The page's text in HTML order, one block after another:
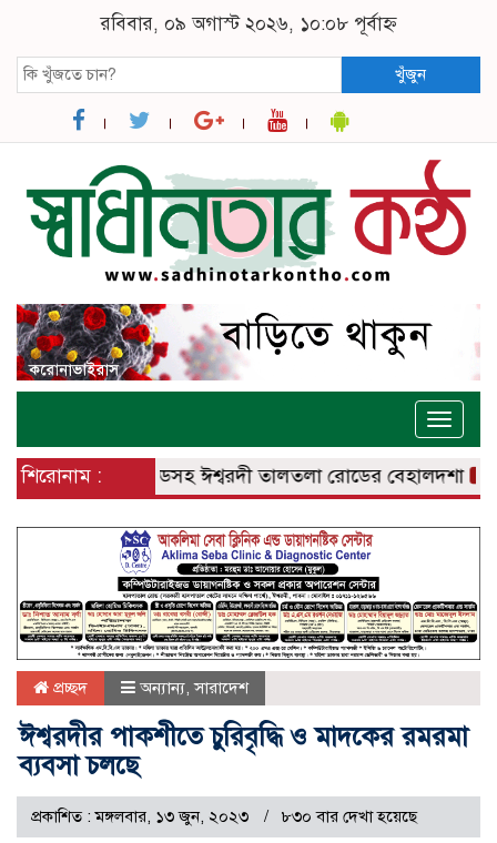
রবিবার, ০৯ অগাস্ট ২০২৬, ১০:০৮ পূর্বাহ্ন
খুঁজুন
Toggle
শিরোনাম :
বানেশ্বর রোডসহ ঈশ্বরদী তালতলা রোডের বেহালদশা
প্রচ্ছদ অন্যান্য,সারাদেশ
ঈশ্বরদীর পাকশীতে চুরিবৃদ্ধি ও মাদকের রমরমা
ব্যবসা চলছে
প্রকাশিত : মঙ্গলবার, ১৩ জুন, ২০২৩ ৮৩০ বার দেখা হয়েছে